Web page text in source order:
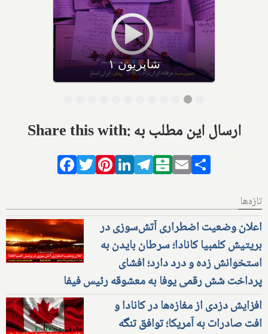
شاپریون ۱
Share this with: ارسال این مطلب به
Facebook
TwitterPinterestLinkedIn
Telegram
Balatarin
Email
تازه‌ها
اعلان وضعیت اضطراری آتش‌سوزی در
بریتیش کلمبیا کانادا؛ سرطان بایدن به
استخوانش زده و درد دارد؛ افشای
پرداخت شش رقمی یوفا به معشوقه رئیس فیفا
افزایش دزدی از مغازه‌ها در کانادا و
افت صادرات به آمریکا؛ توافق تنگه